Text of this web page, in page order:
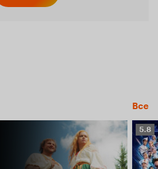
Все
5.8
5.8